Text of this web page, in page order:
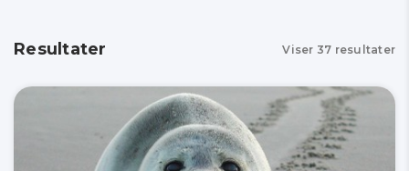
Resultater Viser 37 resultater